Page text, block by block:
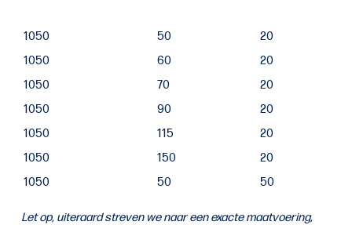
1050 50
20
1050
60
20
1050
70
20
1050
90
20
1050
115
20
1050
150
20
1050
50 50
Let op, uiteraard streven we naar een exacte maatvoering,